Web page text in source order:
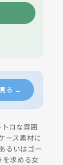
る →
ロな雰囲
ース素材に
るいはゴー
を求める女